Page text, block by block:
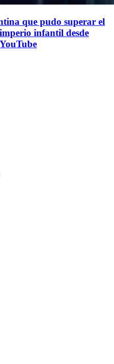
que pudo superar el
infantil desde